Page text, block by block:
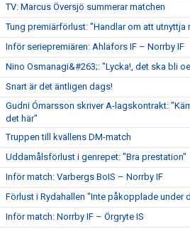
TV: Marcus Översjö summerar matchen
Tung premiärförlust: "Handlar om att utnyttja
Inför seriepremiären: Ahlafors IF – Norrby IF
Nino Osmanagi&#263;: "Lycka!, det ska bli
Snart är det äntligen dags!
Gudni Ómarsson skriver A-lagskontrakt:
det här"
Truppen till kvällens DM-match
Uddamålsförlust i genrepet: "Bra prestation"
Inför match: Varbergs BoIS – Norrby IF
Förlust i Rydahallen "Inte påkopplade under
Inför match: Norrby IF – Örgryte IS